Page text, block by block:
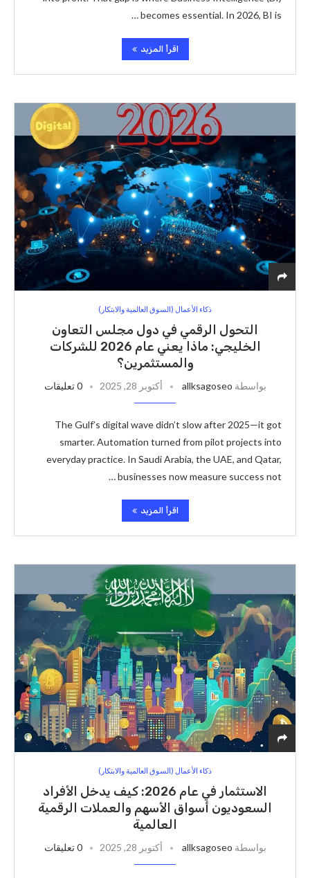
becomes essential. In 2026, BI is …
اقرأ المزيد
ذكاء الأعمال (السوق العالمية والابتكار)
التحول الرقمي في دول مجلس التعاون
الخليجي: ماذا يعني عام 2026 للشركات
والمستثمرين؟
بواسطة allksagoseo أكتوبر 28, 2025 0 تعليقات
The Gulf’s digital wave didn’t slow after 2025—it got
smarter. Automation turned from pilot projects into
everyday practice. In Saudi Arabia, the UAE, and Qatar,
businesses now measure success not …
اقرأ المزيد
ذكاء الأعمال (السوق العالمية والابتكار)
الاستثمار في عام 2026: كيف يدخل الأفراد
السعوديون أسواق الأسهم والعملات الرقمية
العالمية
بواسطة allksagoseo أكتوبر 28, 2025 0 تعليقات